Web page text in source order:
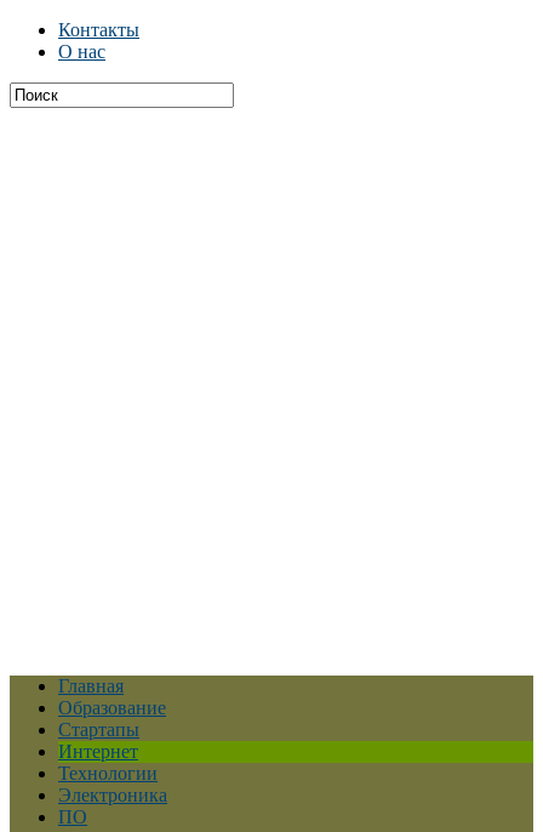
Контакты
О нас
Главная
Образование
Стартапы
Интернет
Технологии
Электроника
ПО